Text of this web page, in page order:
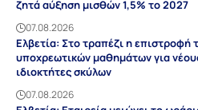
ζητά αύξηση μισθών 1,5% το 2027
07.08.2026
Ελβετία: Στο τραπέζι η επιστροφή
υποχρεωτικών μαθημάτων για
ιδιοκτήτες σκύλων
07.08.2026